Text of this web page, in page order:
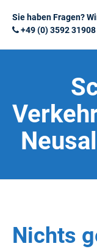
Sie haben Fragen?
+49 (0) 3592 31908
Nichts